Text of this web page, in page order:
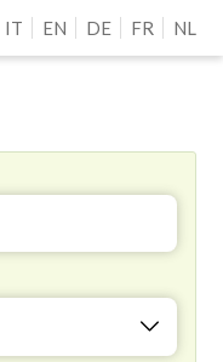
IT EN DE FR NL